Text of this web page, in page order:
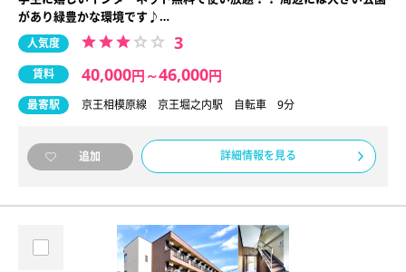
があり緑豊かな環境です♪…
人気度 3
賃料 40,000円 ～46,000円
最寄駅 京王相模原線 京王堀之内駅 自転車 9分
追加 詳細情報を見る